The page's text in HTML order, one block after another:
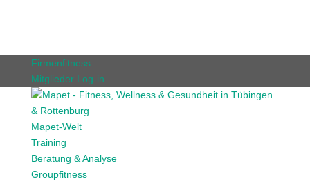
Firmenfitness
Mitglieder Log-in
Mapet-Welt
Training
Beratung & Analyse
Groupfitness